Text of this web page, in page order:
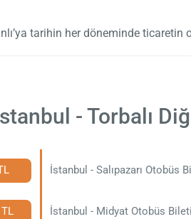
tarihin her döneminde
- Torbalı
İstanbul - Salıpazarı Otobüs
İstanbul - Midyat Otobüs Bileti